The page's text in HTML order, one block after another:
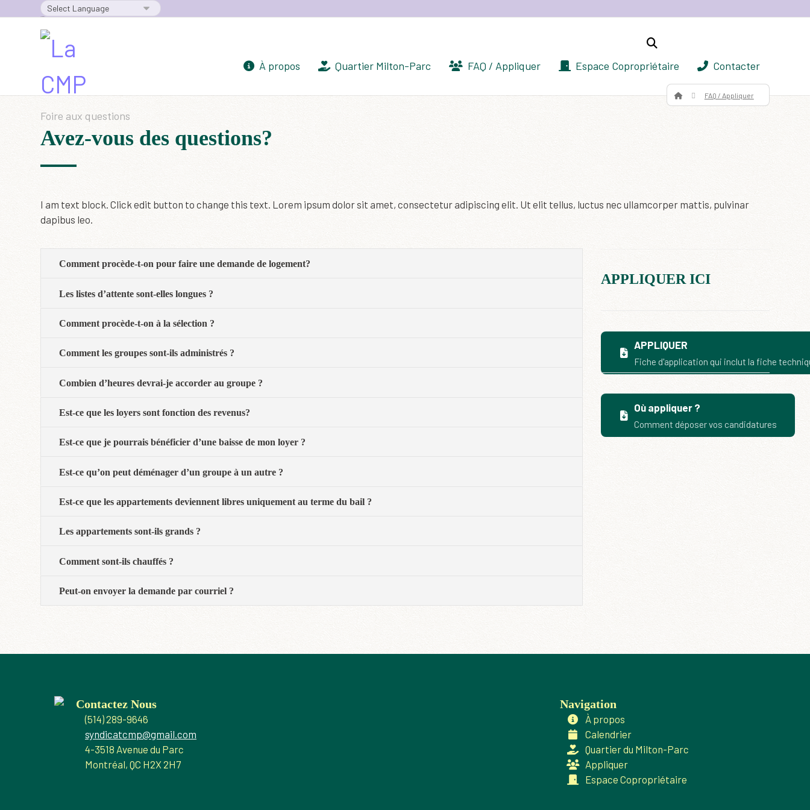
À propos Quartier Milton-Parc FAQ / Appliquer Espace Copropriétaire Contacter
FAQ / Appliquer
Foire aux questions
Avez-vous des questions?
I am text block. Click edit button to change this text. Lorem ipsum dolor sit amet, consectetur adipiscing elit. Ut elit tellus, luctus nec ullamcorper mattis, pulvinar
dapibus leo.
Comment procède-t-on pour faire une demande de logement?
Les listes d’attente sont-elles longues ?
Comment procède-t-on à la sélection ?
Comment les groupes sont-ils administrés ?
Combien d’heures devrai-je accorder au groupe ?
Est-ce que les loyers sont fonction des revenus?
Est-ce que je pourrais bénéficier d’une baisse de mon loyer ?
Est-ce qu’on peut déménager d’un groupe à un autre ?
Est-ce que les appartements deviennent libres uniquement au terme du bail ?
Les appartements sont-ils grands ?
Comment sont-ils chauffés ?
Peut-on envoyer la demande par courriel ?
APPLIQUER ICI
APPLIQUER
Fiche d'application qui inclut la fiche
Où appliquer ?
Comment déposer vos candidatures
Contactez Nous
(514) 289-9646
syndicatcmp@gmail.com
4-3518 Avenue du Parc
Montréal, QC H2X 2H7
Navigation
À propos
Calendrier
Quartier du Milton-Parc
Appliquer
Espace Copropriétaire